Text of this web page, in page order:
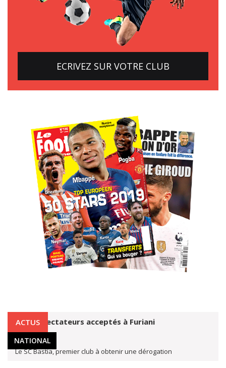
ECRIVEZ SUR VOTRE CLUB
ACTUS
NATIONAL
6 500 spectateurs acceptés à Furiani
28 août 2020
Le SC Bastia, premier club à obtenir une dérogation